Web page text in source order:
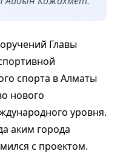
Главы
спорта в Алматы
нового
уровня.
аким города
с проектом.